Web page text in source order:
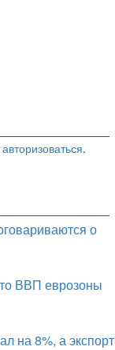
авторизоваться.